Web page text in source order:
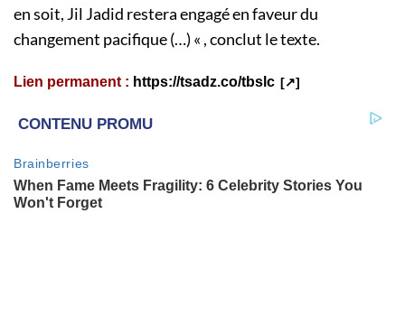
en soit, Jil Jadid restera engagé en faveur du
changement pacifique (…) « , conclut le texte.
Lien permanent : https://tsadz.co/tbslc